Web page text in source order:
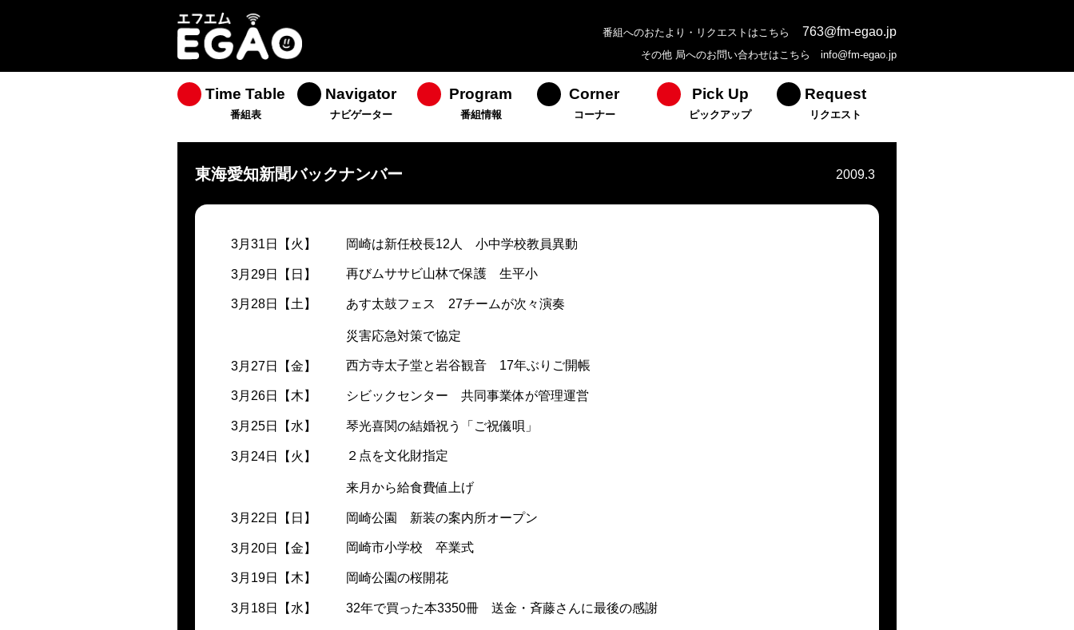
番組へのおたより・リクエストはこちら 763@fm-egao.jp
その他 局へのお問い合わせはこちら info@fm-egao.jp
Time Table
番組表
Navigator
ナビゲーター
Program
番組情報
Corner
コーナー
Pick Up
ピックアップ
Request
リクエスト
東海愛知新聞バックナンバー 2009.3
3月31日【火】 岡崎は新任校長12人 小中学校教員異動
3月29日【日】 再びムササビ山林で保護 生平小
3月28日【土】 あす太鼓フェス 27チームが次々演奏
災害応急対策で協定
3月27日【金】 西方寺太子堂と岩谷観音 17年ぶりご開帳
3月26日【木】 シビックセンター 共同事業体が管理運営
3月25日【水】 琴光喜関の結婚祝う「ご祝儀唄」
3月24日【火】 ２点を文化財指定
来月から給食費値上げ
3月22日【日】 岡崎公園 新装の案内所オープン
3月20日【金】 岡崎市小学校 卒業式
3月19日【木】 岡崎公園の桜開花
3月18日【水】 32年で買った本3350冊 送金・斉藤さんに最後の感謝